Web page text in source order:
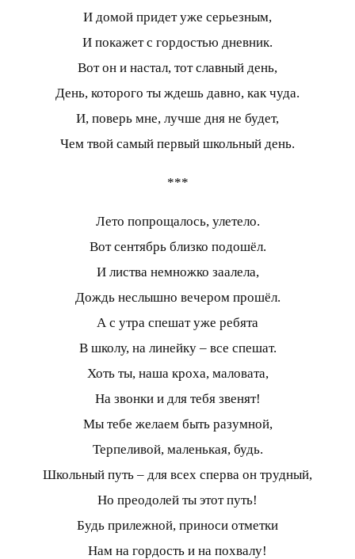
И домой придет уже серьезным,
И покажет с гордостью дневник.
Вот он и настал, тот славный день,
День, которого ты ждешь давно, как чуда.
И, поверь мне, лучше дня не будет,
Чем твой самый первый школьный день.
***
Лето попрощалось, улетело.
Вот сентябрь близко подошёл.
И листва немножко заалела,
Дождь неслышно вечером прошёл.
А с утра спешат уже ребята
В школу, на линейку – все спешат.
Хоть ты, наша кроха, маловата,
На звонки и для тебя звенят!
Мы тебе желаем быть разумной,
Терпеливой, маленькая, будь.
Школьный путь – для всех сперва он трудный,
Но преодолей ты этот путь!
Будь прилежной, приноси отметки
Нам на гордость и на похвалу!